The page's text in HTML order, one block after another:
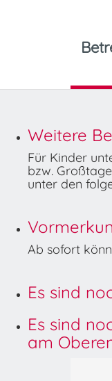
Weitere
Für Kinder
bzw.
unter den
Ab sofort
Es sind
Es sind
am